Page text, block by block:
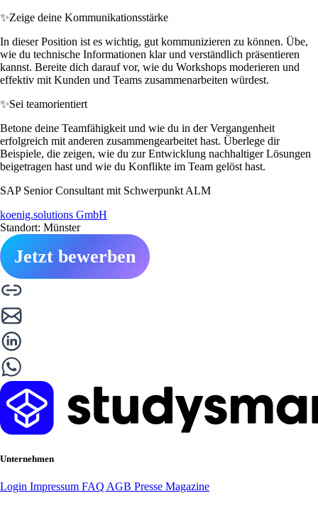
✨Zeige deine Kommunikationsstärke
In dieser Position ist es wichtig, gut kommunizieren zu können. Übe,
wie du technische Informationen klar und verständlich präsentieren
kannst. Bereite dich darauf vor, wie du Workshops moderieren und
effektiv mit Kunden und Teams zusammenarbeiten würdest.
✨Sei teamorientiert
Betone deine Teamfähigkeit und wie du in der Vergangenheit
erfolgreich mit anderen zusammengearbeitet hast. Überlege dir
Beispiele, die zeigen, wie du zur Entwicklung nachhaltiger Lösungen
beigetragen hast und wie du Konflikte im Team gelöst hast.
SAP Senior Consultant mit Schwerpunkt ALM
koenig.solutions GmbH
Standort: Münster
Jetzt bewerben
Unternehmen
Login Impressum FAQ AGB Presse Magazine